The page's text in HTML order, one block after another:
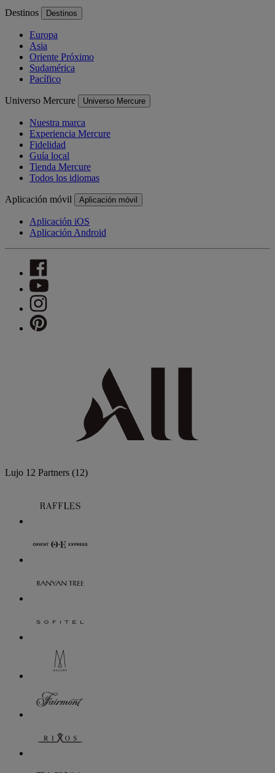
Destinos Destinos
Europa
Asia
Oriente Próximo
Sudamérica
Pacífico
Universo Mercure Universo Mercure
Nuestra marca
Experiencia Mercure
Fidelidad
Guía local
Tienda Mercure
Todos los idiomas
Aplicación móvil Aplicación móvil
Aplicación iOS
Aplicación Android
Lujo 12 Partners (12)